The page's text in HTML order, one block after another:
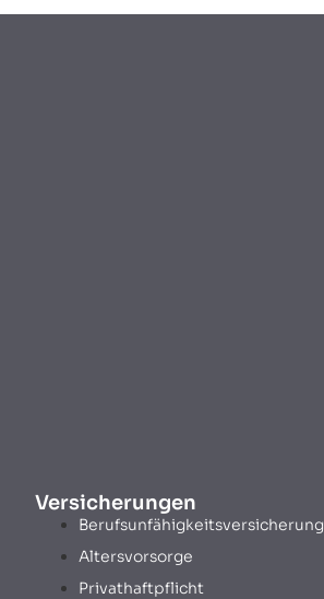
Versicherungen
Berufsunfähigkeitsversicherung
Altersvorsorge
Privathaftpflicht